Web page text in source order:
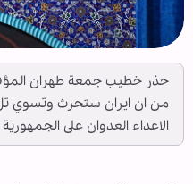
حذر خطيب جمعة طهران
من ان ايران ستحرث وتسوي تل
الاعداء العدوان على الجمهورية